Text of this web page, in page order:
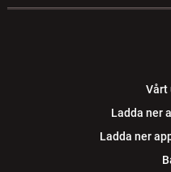
Vårt
Ladda ner
Ladda ner